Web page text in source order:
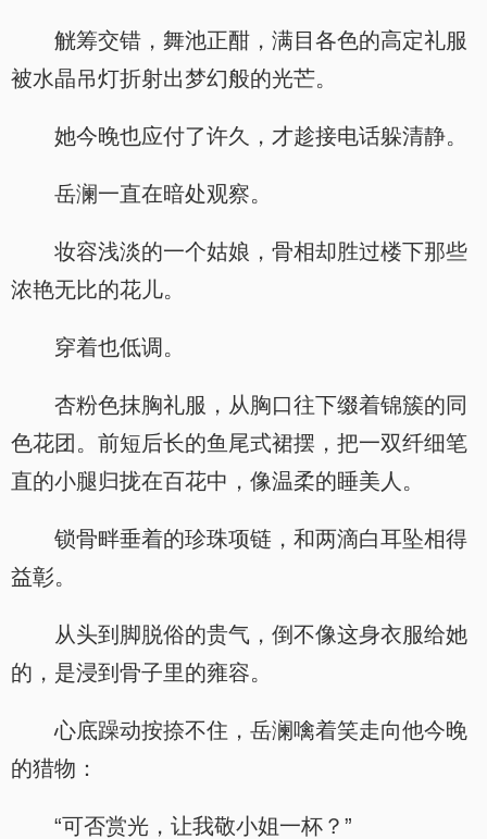
觥筹交错，舞池正酣，满目各色的高定礼服
被水晶吊灯折射出梦幻般的光芒。
她今晚也应付了许久，才趁接电话躲清静。
岳澜一直在暗处观察。
妆容浅淡的一个姑娘，骨相却胜过楼下那些
浓艳无比的花儿。
穿着也低调。
杏粉色抹胸礼服，从胸口往下缀着锦簇的同
色花团。前短后长的鱼尾式裙摆，把一双纤细笔
直的小腿归拢在百花中，像温柔的睡美人。
锁骨畔垂着的珍珠项链，和两滴白耳坠相得
益彰。
从头到脚脱俗的贵气，倒不像这身衣服给她
的，是浸到骨子里的雍容。
心底躁动按捺不住，岳澜噙着笑走向他今晚
的猎物：
“可否赏光，让我敬小姐一杯？”